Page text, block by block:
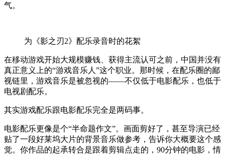
气。
为《影之刃2》配乐录音时的花絮
在移动游戏开始大规模赚钱、获得主流认可之前，中国并没有
真正意义上的“游戏音乐人”这个职业。那时候，在配乐圈的鄙
视链里，游戏音乐是被忽视的——不仅低于电影配乐，也低于
电视剧配乐。
其实游戏配乐跟电影配乐完全是两码事。
电影配乐更像是个“半命题作文”。画面剪好了，甚至导演已经
贴了一段好莱坞大片的背景音乐做参考，告诉你大概要这个感
觉。你作品的起承转合是跟着剪辑点走的，90分钟的电影，情